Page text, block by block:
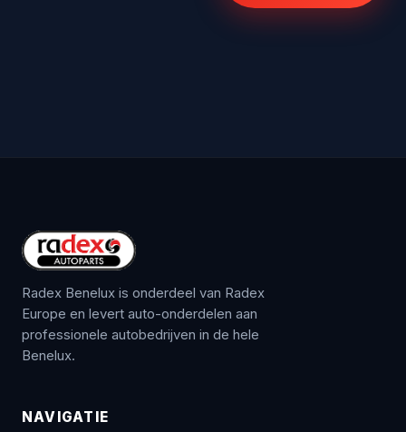
Radex Benelux is onderdeel van Radex
Europe en levert auto-onderdelen aan
professionele autobedrijven in de hele
Benelux.
NAVIGATIE